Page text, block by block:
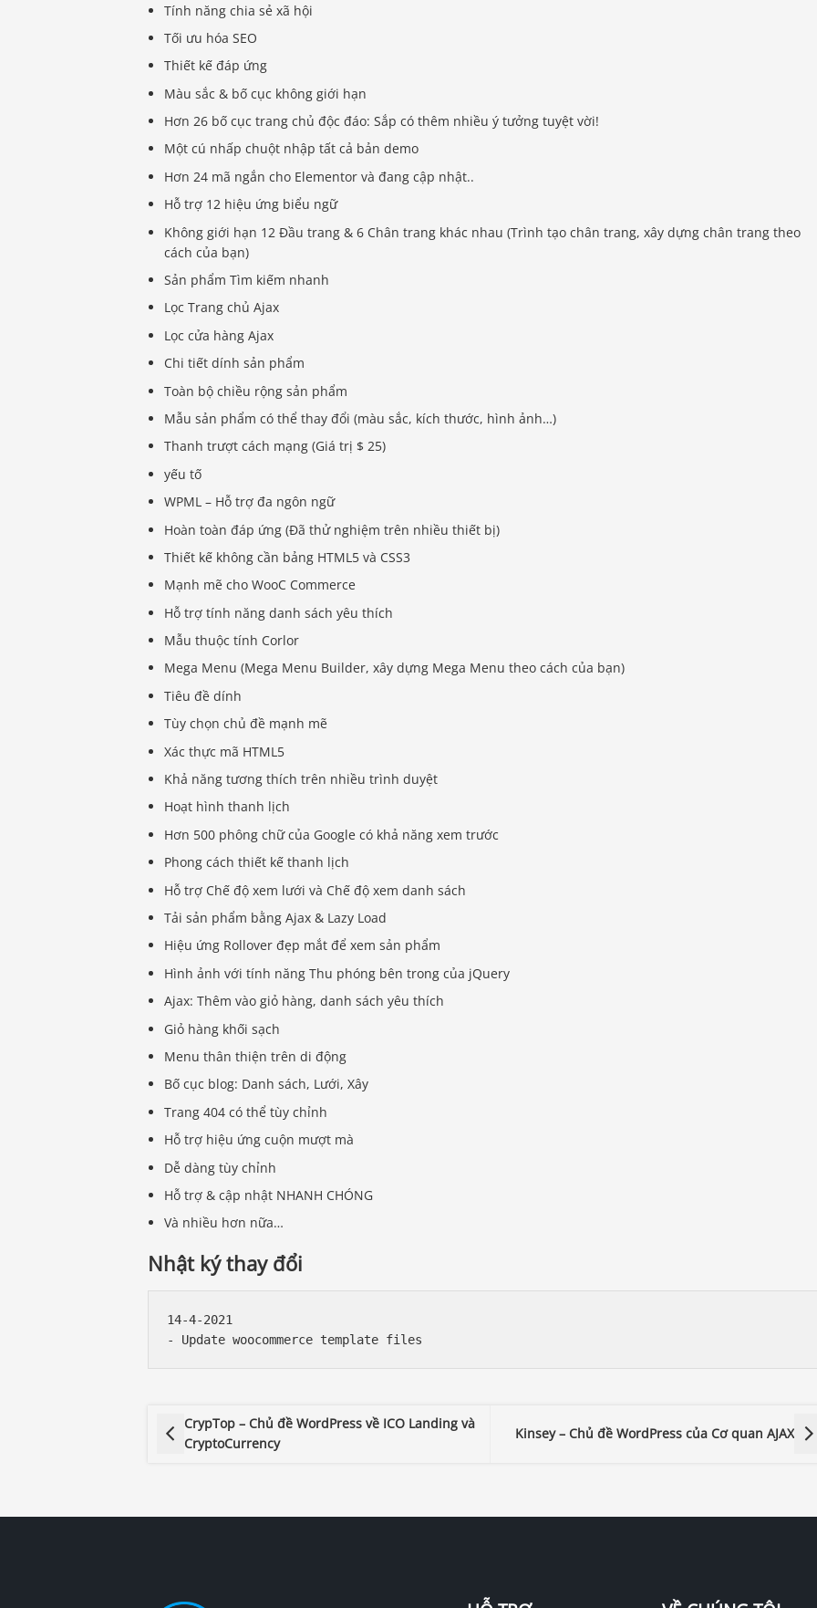
Tính năng chia sẻ xã hội
Tối ưu hóa SEO
Thiết kế đáp ứng
Màu sắc & bố cục không giới hạn
Hơn 26 bố cục trang chủ độc đáo: Sắp có thêm nhiều ý tưởng tuyệt vời!
Một cú nhấp chuột nhập tất cả bản demo
Hơn 24 mã ngắn cho Elementor và đang cập nhật..
Hỗ trợ 12 hiệu ứng biểu ngữ
Không giới hạn 12 Đầu trang & 6 Chân trang khác nhau (Trình tạo chân trang, xây dựng chân trang theo
cách của bạn)
Sản phẩm Tìm kiếm nhanh
Lọc Trang chủ Ajax
Lọc cửa hàng Ajax
Chi tiết dính sản phẩm
Toàn bộ chiều rộng sản phẩm
Mẫu sản phẩm có thể thay đổi (màu sắc, kích thước, hình ảnh…)
Thanh trượt cách mạng (Giá trị $ 25)
yếu tố
WPML – Hỗ trợ đa ngôn ngữ
Hoàn toàn đáp ứng (Đã thử nghiệm trên nhiều thiết bị)
Thiết kế không cần bảng HTML5 và CSS3
Mạnh mẽ cho WooC Commerce
Hỗ trợ tính năng danh sách yêu thích
Mẫu thuộc tính Corlor
Mega Menu (Mega Menu Builder, xây dựng Mega Menu theo cách của bạn)
Tiêu đề dính
Tùy chọn chủ đề mạnh mẽ
Xác thực mã HTML5
Khả năng tương thích trên nhiều trình duyệt
Hoạt hình thanh lịch
Hơn 500 phông chữ của Google có khả năng xem trước
Phong cách thiết kế thanh lịch
Hỗ trợ Chế độ xem lưới và Chế độ xem danh sách
Tải sản phẩm bằng Ajax & Lazy Load
Hiệu ứng Rollover đẹp mắt để xem sản phẩm
Hình ảnh với tính năng Thu phóng bên trong của jQuery
Ajax: Thêm vào giỏ hàng, danh sách yêu thích
Giỏ hàng khối sạch
Menu thân thiện trên di động
Bố cục blog: Danh sách, Lưới, Xây
Trang 404 có thể tùy chỉnh
Hỗ trợ hiệu ứng cuộn mượt mà
Dễ dàng tùy chỉnh
Hỗ trợ & cập nhật NHANH CHÓNG
Và nhiều hơn nữa…
Nhật ký thay đổi
14-4-2021
CrypTop – Chủ đề WordPress về ICO Landing và
CryptoCurrency
Kinsey – Chủ đề WordPress của Cơ quan AJAX